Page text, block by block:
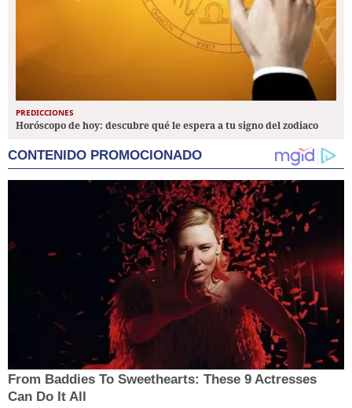
PREDICCIONES
Horóscopo de hoy: descubre qué le espera a tu signo del zodiaco
CONTENIDO PROMOCIONADO
From Baddies To Sweethearts: These 9 Actresses
Can Do It All